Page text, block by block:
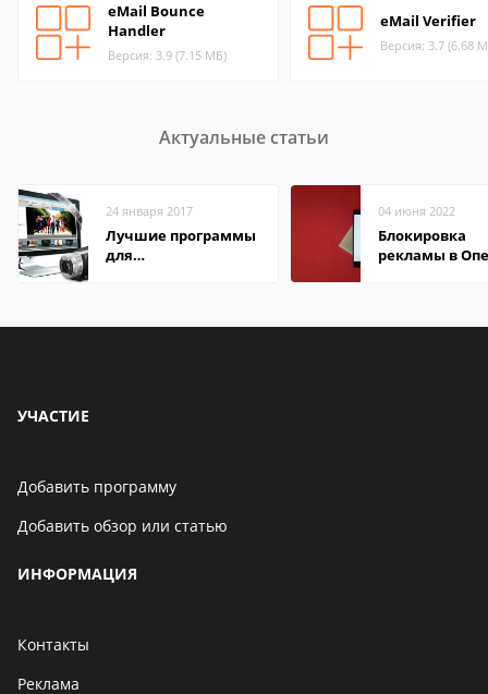
eMail Bounce
Handler
Версия: 3.9 (7.15 МБ)
eMail Verifier
Версия: 3.7 (6.68
Актуальные статьи
24 января 2017
Лучшие программы
для
04 июня 2022
Блокировка
рекламы в
УЧАСТИЕ
Добавить программу
Добавить обзор или статью
ИНФОРМАЦИЯ
Контакты
Реклама